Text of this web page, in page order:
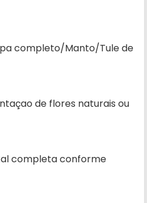
completo/Manto/Tule de
de flores naturais ou
completa conforme